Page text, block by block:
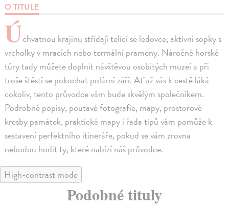
O TITULE
Úchvatnou krajinu střídají telící se ledovce, aktivní sopky s
vrcholky v mracích nebo termální prameny. Náročné horské
túry tady můžete doplnit návštěvou osobitých muzeí a při
troše štěstí se pokochat polární září. Ať už vás k cestě láká
cokoliv, tento průvodce vám bude skvělým společníkem.
Podrobné popisy, poutavé fotografie, mapy, prostorové
kresby památek, praktické mapy i řada tipů vám pomůže k
sestavení perfektního itineráře, pokud se vám zrovna
nebudou hodit ty, které nabízí náš průvodce.
High-contrast mode
Podobné tituly